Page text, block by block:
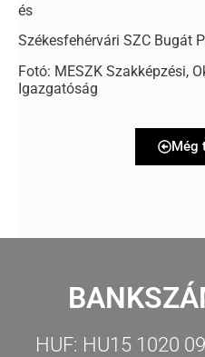
és
Székesfehérvári SZC Bugát
Fotó: MESZK Szakképzési,
Igazgatóság
Még
HUF: HU15 1020